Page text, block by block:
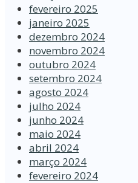
fevereiro 2025
janeiro 2025
dezembro 2024
novembro 2024
outubro 2024
setembro 2024
agosto 2024
julho 2024
junho 2024
maio 2024
abril 2024
março 2024
fevereiro 2024